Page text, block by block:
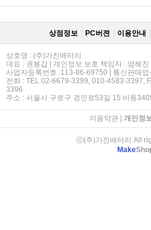
상점정보 PC버젼 이용안내
상호명 : (주)가진배터리
대표 : 권봉갑 | 개인정보 보호 책임자 : 엄혜진
사업자등록번호 :113-86-69750 | 통신판매
전화 : TEL 02-6679-3399, 010-4583-3397,
3396
주소 : 서울시 구로구 경인로53길 15 바동
이용약관| 개인정
ⓒ(주)가진배터리 All
Make